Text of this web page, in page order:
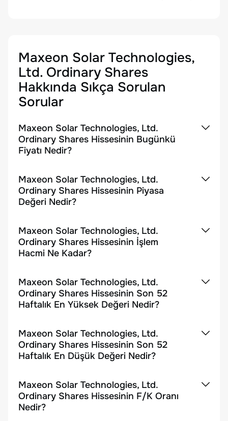
Maxeon Solar Technologies,
Ltd. Ordinary Shares
Hakkında Sıkça Sorulan
Sorular
Maxeon Solar Technologies, Ltd.
Ordinary Shares Hissesinin Bugünkü
Fiyatı Nedir?
Maxeon Solar Technologies, Ltd.
Ordinary Shares Hissesinin Piyasa
Değeri Nedir?
Maxeon Solar Technologies, Ltd.
Ordinary Shares Hissesinin İşlem
Hacmi Ne Kadar?
Maxeon Solar Technologies, Ltd.
Ordinary Shares Hissesinin Son 52
Haftalık En Yüksek Değeri Nedir?
Maxeon Solar Technologies, Ltd.
Ordinary Shares Hissesinin Son 52
Haftalık En Düşük Değeri Nedir?
Maxeon Solar Technologies, Ltd.
Ordinary Shares Hissesinin F/K Oranı
Nedir?